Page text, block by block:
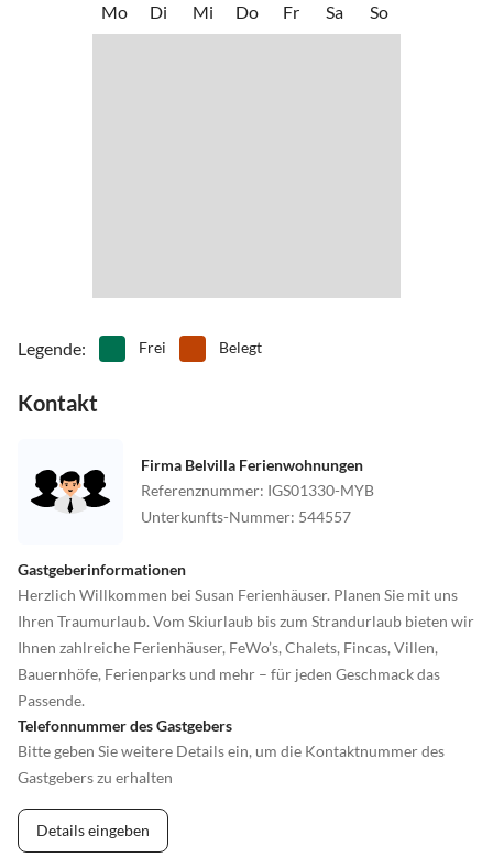
Mo
Di Mi Do Fr Sa So
Legende: Frei Belegt
Kontakt
Firma Belvilla Ferienwohnungen
Referenznummer: IGS01330-MYB
Unterkunfts-Nummer: 544557
Gastgeberinformationen
Herzlich Willkommen bei Susan Ferienhäuser. Planen Sie mit uns
Ihren Traumurlaub. Vom Skiurlaub bis zum Strandurlaub bieten wir
Ihnen zahlreiche Ferienhäuser, FeWo’s, Chalets, Fincas, Villen,
Bauernhöfe, Ferienparks und mehr – für jeden Geschmack das
Passende.
Telefonnummer des Gastgebers
Bitte geben Sie weitere Details ein, um die Kontaktnummer des
Gastgebers zu erhalten
Details eingeben